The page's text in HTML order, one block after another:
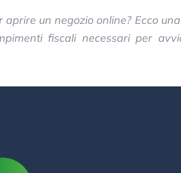
un negozio online? Ecco
fiscali necessari per